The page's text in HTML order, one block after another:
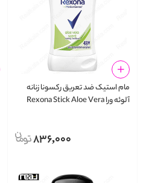
مام استیک ضد تعریق رکسونا زنانه
آلوئه ورا Rexona Stick Aloe Vera
836,000